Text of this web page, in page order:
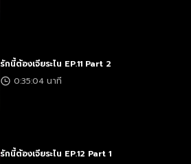
รักนี้ต้องเจียระไน EP.11 Part 2
0:35:04 นาที
รักนี้ต้องเจียระไน EP.12 Part 1